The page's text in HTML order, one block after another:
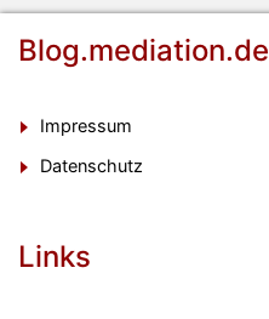
Blog.mediation.de
Impressum
Datenschutz
Links